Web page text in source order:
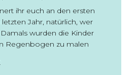
ihr euch an den ersten
Jahr, natürlich, wer
wurden die Kinder
Regenbogen zu malen